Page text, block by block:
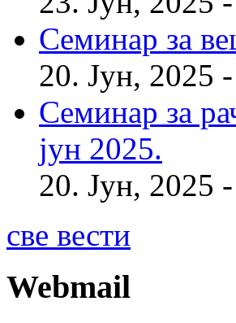
Семинар за
20. Јун, 2025 -
Семинар за
јун 2025.
20. Јун, 2025 -
све вести
Webmail